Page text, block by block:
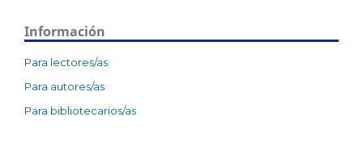
Información
Para lectores/as
Para autores/as
Para bibliotecarios/as